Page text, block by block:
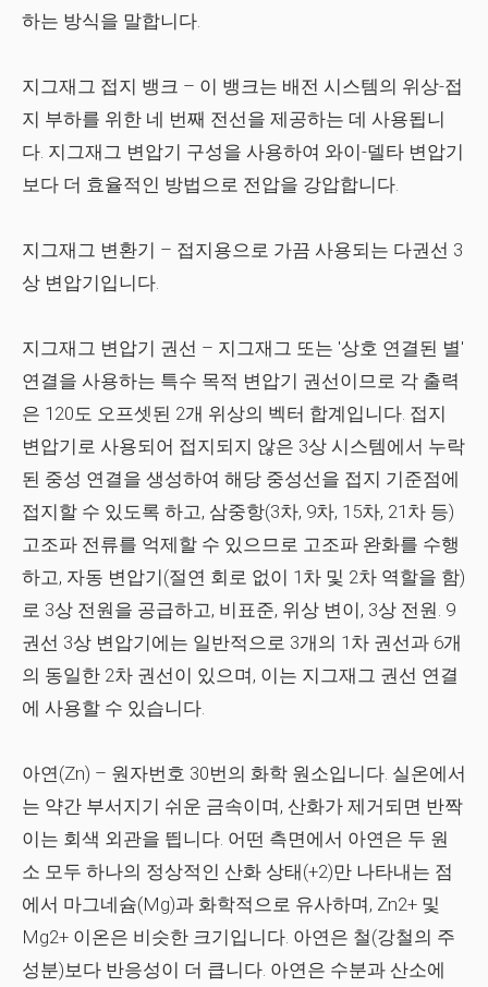
하는 방식을 말합니다.
지그재그 접지 뱅크 – 이 뱅크는 배전 시스템의 위상-접
지 부하를 위한 네 번째 전선을 제공하는 데 사용됩니
다. 지그재그 변압기 구성을 사용하여 와이-델타 변압기
보다 더 효율적인 방법으로 전압을 강압합니다.
지그재그 변환기 – 접지용으로 가끔 사용되는 다권선 3
상 변압기입니다.
지그재그 변압기 권선 – 지그재그 또는 '상호 연결된 별'
연결을 사용하는 특수 목적 변압기 권선이므로 각 출력
은 120도 오프셋된 2개 위상의 벡터 합계입니다. 접지
변압기로 사용되어 접지되지 않은 3상 시스템에서 누락
된 중성 연결을 생성하여 해당 중성선을 접지 기준점에
접지할 수 있도록 하고, 삼중항(3차, 9차, 15차, 21차 등)
고조파 전류를 억제할 수 있으므로 고조파 완화를 수행
하고, 자동 변압기(절연 회로 없이 1차 및 2차 역할을 함)
로 3상 전원을 공급하고, 비표준, 위상 변이, 3상 전원. 9
권선 3상 변압기에는 일반적으로 3개의 1차 권선과 6개
의 동일한 2차 권선이 있으며, 이는 지그재그 권선 연결
에 사용할 수 있습니다.
아연(Zn) – 원자번호 30번의 화학 원소입니다. 실온에서
는 약간 부서지기 쉬운 금속이며, 산화가 제거되면 반짝
이는 회색 외관을 띕니다. 어떤 측면에서 아연은 두 원
소 모두 하나의 정상적인 산화 상태(+2)만 나타내는 점
에서 마그네슘(Mg)과 화학적으로 유사하며, Zn2+ 및
Mg2+ 이온은 비슷한 크기입니다. 아연은 철(강철의 주
성분)보다 반응성이 더 큽니다. 아연은 수분과 산소에